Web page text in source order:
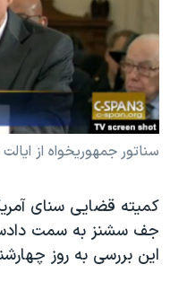
فرهنگ و زندگی
حقوق شهروندی
اقتصادی
علم و فناوری
اسرائیل در جنگ
آرشیو پخش زنده
مستندها
انتخابات ریاست جمهوری
حمله جمهوری اسلامی به
رمز مهسا
ورزش زنان در ایران
مجموعه مستندهای
تریبونال مردمی آبان ۹۸
دنبال کنید
زبانهای مختلف
سناتور جمهوریخواه از
کمیته قضایی سنای
جف سشنز به سمت
این بررسی به روز